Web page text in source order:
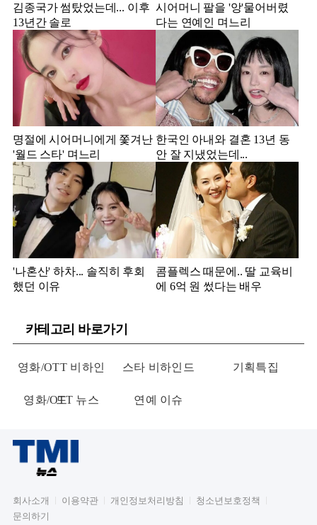
김종국가 썸탔었는데... 이후
13년간 솔로
시어머니 팔을 '앙'물어버렸
다는 연예인 며느리
명절에 시어머니에게 쫓겨난
'월드 스타' 며느리
한국인 아내와 결혼 13년 동
안 잘 지냈었는데...
'나혼산' 하차... 솔직히 후회
했던 이유
콤플렉스 때문에.. 딸 교육비
에 6억 원 썼다는 배우
카테고리 바로가기
영화/OTT 비하인
드
스타 비하인드 기획특집
영화/OTT 뉴스 연예 이슈
회사소개 이용약관 개인정보처리방침
청소년보호정책
문의하기